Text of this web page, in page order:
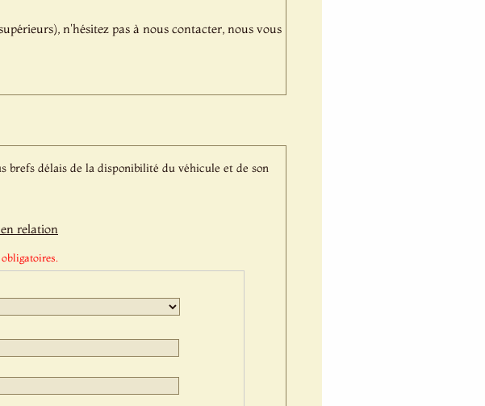
n'hésitez pas à nous contacter, nous vous
brefs délais de la disponibilité du véhicule et de son
relation